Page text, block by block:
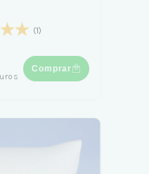
(1)
Comprar